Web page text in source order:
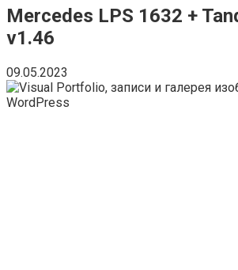
Mercedes LPS 1632 +
v1.46
09.05.2023